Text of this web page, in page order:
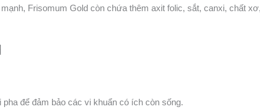
Frisomum Gold còn chứa thêm axit folic, sắt, canxi, chất
để đảm bảo các vi khuẩn có ích còn sống.